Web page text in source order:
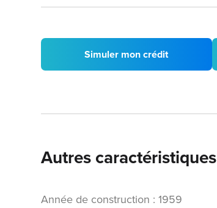
Simuler mon crédit
Autres caractéristiques
Année de construction : 1959